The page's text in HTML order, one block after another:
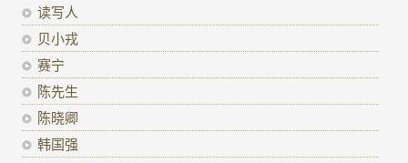
读写人
贝小戎
赛宁
陈先生
陈晓卿
韩国强